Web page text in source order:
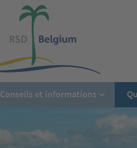
Conseils et informations